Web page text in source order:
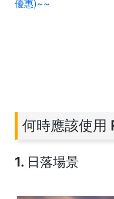
優惠)~~
何時應該使用
1. 日落場景